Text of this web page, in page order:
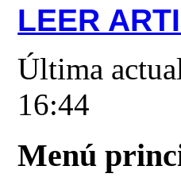
LEER
Última
16:44
Menú